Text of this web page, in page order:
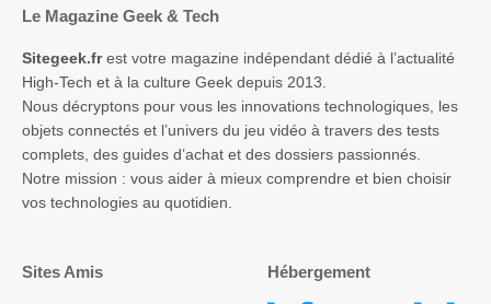
Le Magazine Geek & Tech
Sitegeek.frest votre magazine indépendant dédié à l’actualité
High-Tech et à la culture Geek depuis 2013.
Nous décryptons pour vous les innovations technologiques, les
objets connectés et l’univers du jeu vidéo à travers des tests
complets, des guides d’achat et des dossiers passionnés.
Notre mission : vous aider à mieux comprendre et bien choisir
vos technologies au quotidien.
Sites Amis Hébergement